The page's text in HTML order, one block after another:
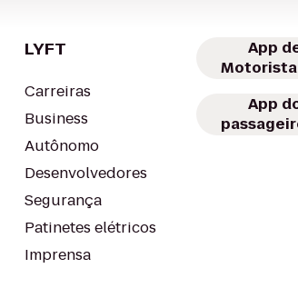
LYFT
Carreiras
Business
Autônomo
Desenvolvedores
Segurança
Patinetes elétricos
Imprensa
App
App